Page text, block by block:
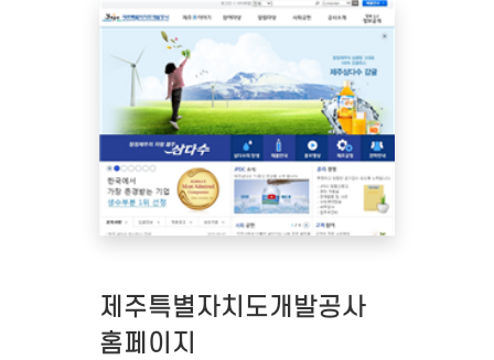
제주특별자치도개발공사
홈페이지